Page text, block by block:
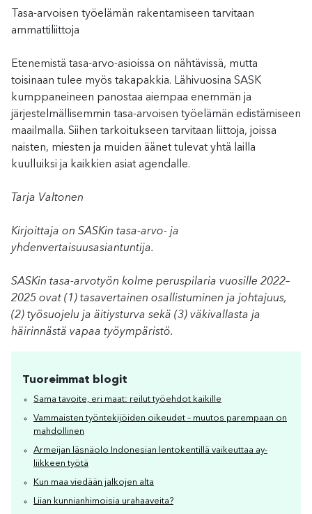
Tasa-arvoisen työelämän rakentamiseen tarvitaan
ammattiliittoja
Etenemistä tasa-arvo-asioissa on nähtävissä, mutta
toisinaan tulee myös takapakkia. Lähivuosina SASK
kumppaneineen panostaa aiempaa enemmän ja
järjestelmällisemmin tasa-arvoisen työelämän edistämiseen
maailmalla. Siihen tarkoitukseen tarvitaan liittoja, joissa
naisten, miesten ja muiden äänet tulevat yhtä lailla
kuulluiksi ja kaikkien asiat agendalle.
Tarja Valtonen
Kirjoittaja on SASKin tasa-arvo- ja
yhdenvertaisuusasiantuntija.
SASKin tasa-arvotyön kolme peruspilaria vuosille 2022–
2025 ovat (1) tasavertainen osallistuminen ja johtajuus,
(2) työsuojelu ja äitiysturva sekä (3) väkivallasta ja
häirinnästä vapaa työympäristö.
Tuoreimmat blogit
Sama tavoite, eri maat: reilut työehdot kaikille
Vammaisten työntekijöiden oikeudet – muutos parempaan on
mahdollinen
Armeijan läsnäolo Indonesian lentokentillä vaikeuttaa ay-
liikkeen työtä
Kun maa viedään jalkojen alta
Liian kunnianhimoisia urahaaveita?